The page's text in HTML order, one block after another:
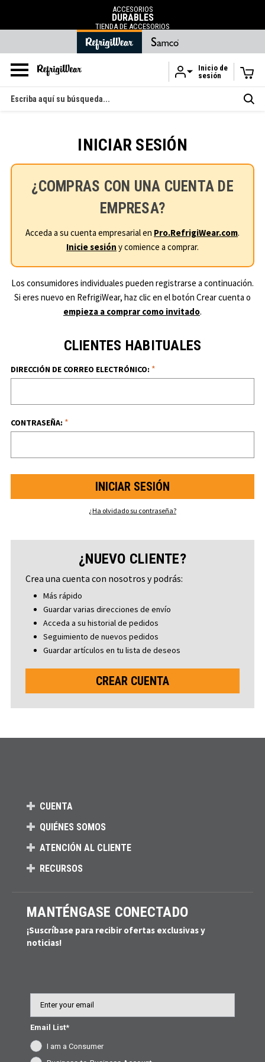
Ir al contenido principal
ACCESORIOS
DURABLES
TIENDA DE ACCESORIOS
Inicio de
sesión
Buscar
en
INICIAR SESIÓN
¿COMPRAS CON UNA CUENTA DE
EMPRESA?
Acceda a su cuenta empresarial en Pro.RefrigiWear.com.
Inicie sesión y comience a comprar.
Los consumidores individuales pueden registrarse a continuación.
Si eres nuevo en RefrigiWear, haz clic en el botón Crear cuenta o
empieza a comprar como invitado.
CLIENTES HABITUALES
DIRECCIÓN DE CORREO ELECTRÓNICO: *
CONTRASEÑA: *
¿Ha olvidado su contraseña?
¿NUEVO CLIENTE?
Crea una cuenta con nosotros y podrás:
Más rápido
Guardar varias direcciones de envío
Acceda a su historial de pedidos
Seguimiento de nuevos pedidos
Guardar artículos en tu lista de deseos
CREAR CUENTA
CUENTA
QUIÉNES SOMOS
ATENCIÓN AL CLIENTE
RECURSOS
MANTÉNGASE CONECTADO
¡Suscríbase para recibir ofertas exclusivas y
noticias!
Email List*
I am a Consumer